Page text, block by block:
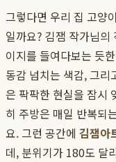
그렇다면 우리 집 고양
일까요? 김잼 작가님의
이지를 들여다보는 듯
동감 넘치는 색감, 그리
은 팍팍한 현실을 잠시
히 주방은 매일 반복되
요. 그런 공간에 김잼아
데, 분위기가 180도 달